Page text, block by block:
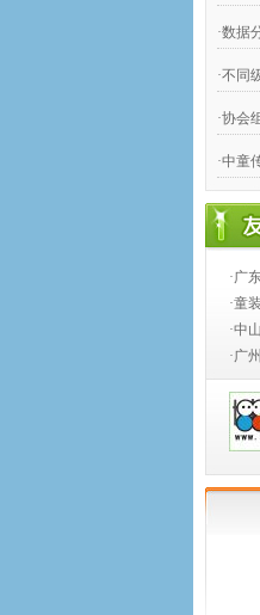
·数据
·不同
·协会
·中童
·奶粉
·婴童
·创
·2014
·从
·国
·广
·童
·中
·广